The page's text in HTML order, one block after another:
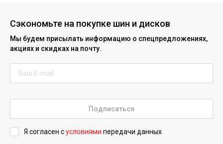
Сэкономьте на покупке шин и дисков
Мы будем присылать информацию о спецпредложениях,
акциях и скидках на почту.
Подписаться
Я согласен сусловиями передачи данных